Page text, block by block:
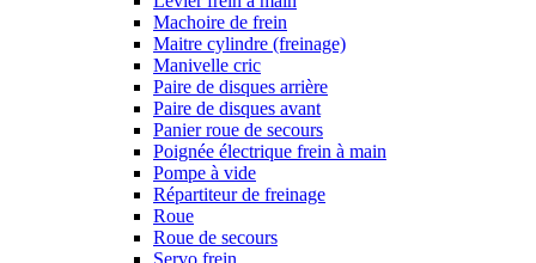
Machoire de frein
Maitre cylindre (freinage)
Manivelle cric
Paire de disques arrière
Paire de disques avant
Panier roue de secours
Poignée électrique frein à main
Pompe à vide
Répartiteur de freinage
Roue
Roue de secours
Servo frein